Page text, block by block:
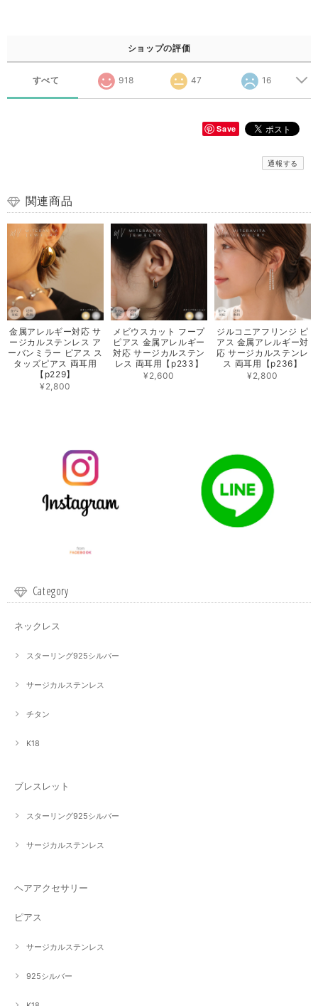
ショップの評価
すべて 918 47 16
Save
通報する
関連商品
金属アレルギー対応 サ
ージカルステンレス ア
ーバンミラー ピアス ス
タッズピアス 両耳用
【p229】
¥2,800
メビウスカット フープ
ピアス 金属アレルギー
対応 サージカルステン
レス 両耳用【p233】
¥2,600
ジルコニアフリンジ ピ
アス 金属アレルギー対
応 サージカルステンレ
ス 両耳用【p236】
¥2,800
Category
ネックレス
スターリング925シルバー
サージカルステンレス
チタン
K18
ブレスレット
スターリング925シルバー
サージカルステンレス
ヘアアクセサリー
ピアス
サージカルステンレス
925シルバー